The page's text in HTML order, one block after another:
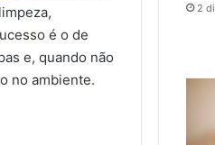
é o de
e, quando não
no ambiente.
2